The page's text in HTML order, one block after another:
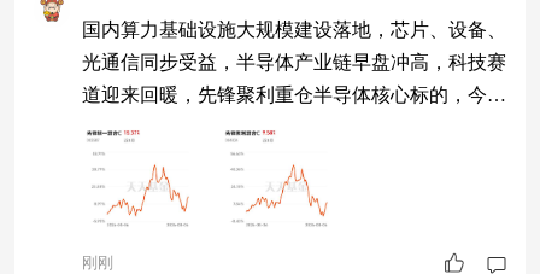
国内算力基础设施大规模建设落地，芯片、设备、
光通信同步受益，半导体产业链早盘冲高，科技赛
道迎来回暖，先锋聚利重仓半导体核心标的，今日
估值上涨3.00%；先锋精一聚焦电子半导体高景气
方向，今日估值上涨2.86%。算力光通信、半导体
设备同步迎来资金共振，科创成长主线值得持续跟
踪，期待下周行情继续上涨。
刚刚